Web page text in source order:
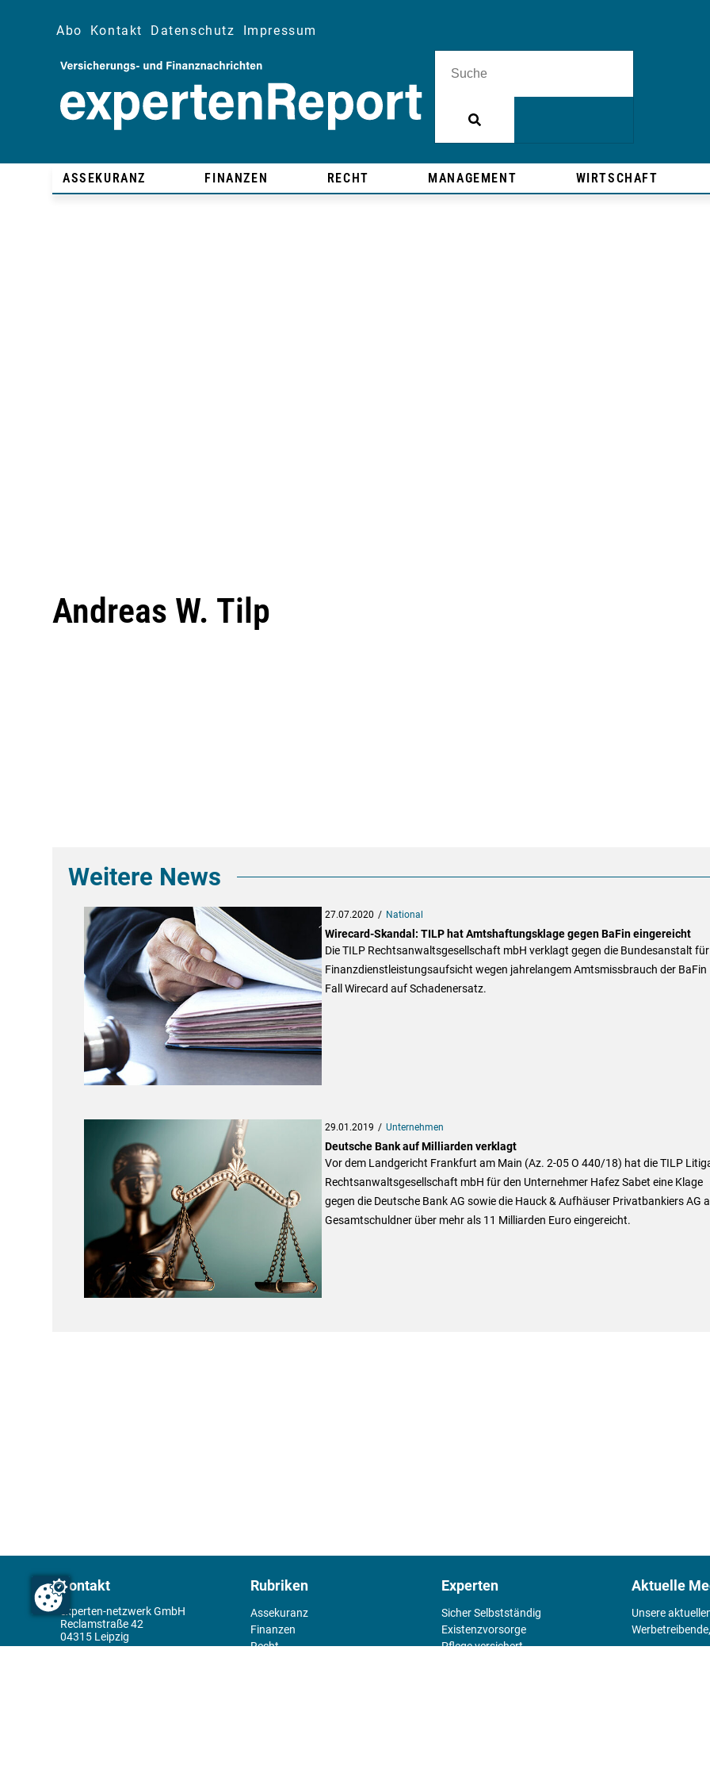
Abo Kontakt Datenschutz Impressum
ASSEKURANZ FINANZEN RECHT MANAGEMENT WIRTSCHAFT
Andreas W. Tilp
Weitere News
27.07.2020 National
Wirecard-Skandal: TILP hat Amtshaftungsklage gegen BaFin eingereicht
Die TILP Rechtsanwaltsgesellschaft mbH verklagt gegen die Bundesanstalt für
Finanzdienstleistungsaufsicht wegen jahrelangem Amtsmissbrauch der BaFin
Fall Wirecard auf Schadenersatz.
29.01.2019 Unternehmen
Deutsche Bank auf Milliarden verklagt
Vor dem Landgericht Frankfurt am Main (Az. 2-05 O 440/18) hat die TILP
Rechtsanwaltsgesellschaft mbH für den Unternehmer Hafez Sabet eine Klage
gegen die Deutsche Bank AG sowie die Hauck & Aufhäuser Privatbankiers AG
Gesamtschuldner über mehr als 11 Milliarden Euro eingereicht.
Kontakt
experten-netzwerk GmbH
Reclamstraße 42
04315 Leipzig
Rubriken
Assekuranz
Finanzen
Recht
Experten
Sicher Selbstständig
Existenz­vorsorge
Pflege versichert
Aktuelle
Unsere